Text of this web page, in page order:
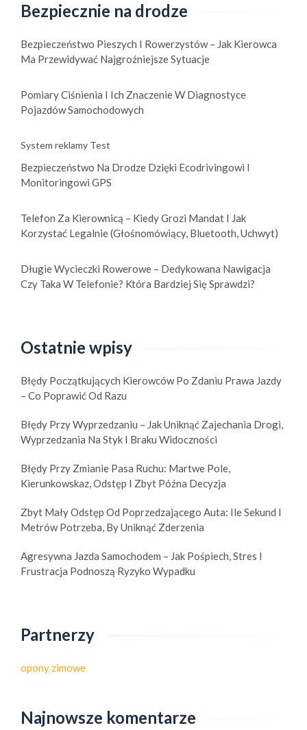
Bezpiecznie na drodze
Bezpieczeństwo Pieszych I Rowerzystów – Jak Kierowca
Ma Przewidywać Najgroźniejsze Sytuacje
Pomiary Ciśnienia I Ich Znaczenie W Diagnostyce
Pojazdów Samochodowych
System reklamy Test
Bezpieczeństwo Na Drodze Dzięki Ecodrivingowi I
Monitoringowi GPS
Telefon Za Kierownicą – Kiedy Grozi Mandat I Jak
Korzystać Legalnie (głośnomówiący, Bluetooth, Uchwyt)
Długie Wycieczki Rowerowe – Dedykowana Nawigacja
Czy Taka W Telefonie? Która Bardziej Się Sprawdzi?
Ostatnie wpisy
Błędy Początkujących Kierowców Po Zdaniu Prawa Jazdy
– Co Poprawić Od Razu
Błędy Przy Wyprzedzaniu – Jak Uniknąć Zajechania Drogi,
Wyprzedzania Na Styk I Braku Widoczności
Błędy Przy Zmianie Pasa Ruchu: Martwe Pole,
Kierunkowskaz, Odstęp I Zbyt Późna Decyzja
Zbyt Mały Odstęp Od Poprzedzającego Auta: Ile Sekund I
Metrów Potrzeba, By Uniknąć Zderzenia
Agresywna Jazda Samochodem – Jak Pośpiech, Stres I
Frustracja Podnoszą Ryzyko Wypadku
Partnerzy
opony zimowe
Najnowsze komentarze